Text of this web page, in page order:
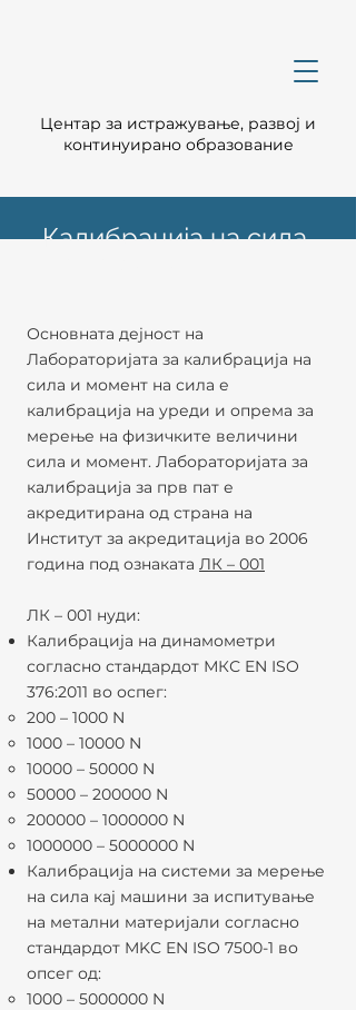
Центар за истражување, развој и
континуирано образование
Калибрација на сила
Основната дејност на
Лабораторијата за калибрација на
сила и момент на сила е
калибрација на уреди и опрема за
мерење на физичките величини
сила и момент. Лабораторијата за
калибрација за прв пат е
акредитирана од страна на
Институт за акредитација во 2006
година под ознаката ЛК – 001
ЛК – 001 нуди:
Калибрација на динамометри
согласно стандардот МКС EN ISO
376:2011 во оспег:
200 – 1000 N
1000 – 10000 N
10000 – 50000 N
50000 – 200000 N
200000 – 1000000 N
1000000 – 5000000 N
Калибрација на системи за мерење
на сила кај машини за испитување
на метални материјали согласно
стандардот MKC EN ISO 7500-1 во
опсег од:
1000 – 5000000 N